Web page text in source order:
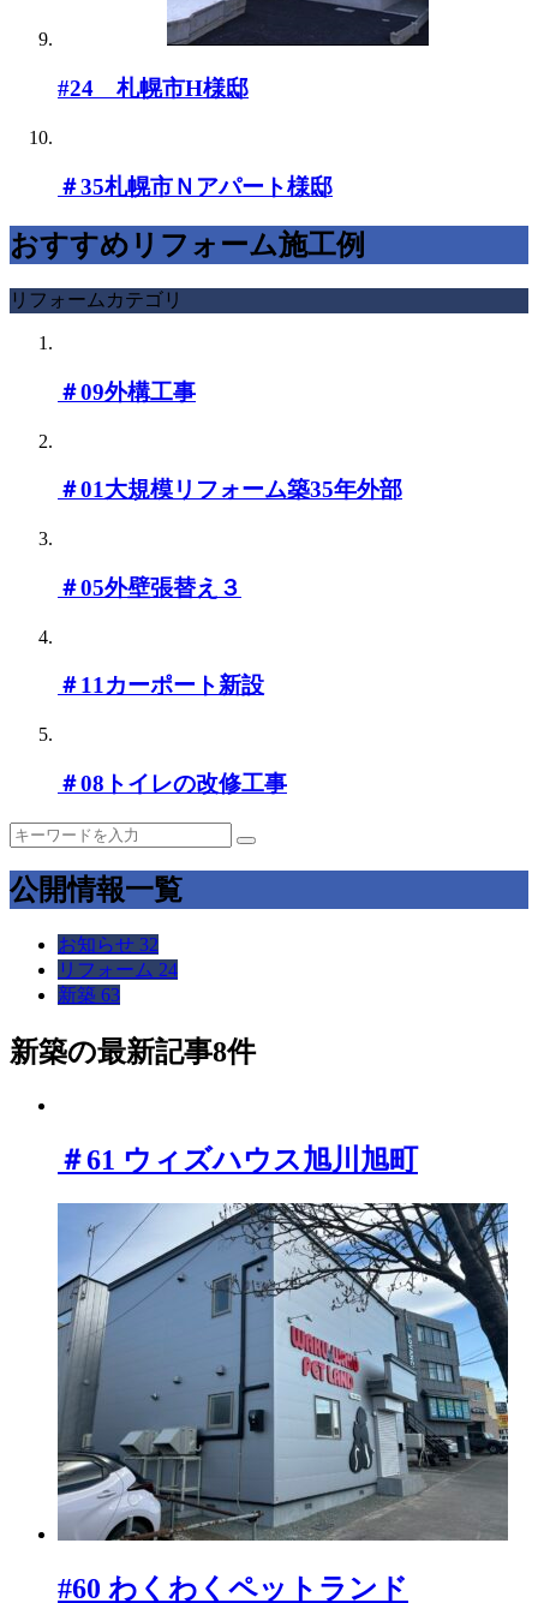
#24 札幌市H様邸
＃35札幌市Ｎアパート様邸
おすすめリフォーム施工例
リフォームカテゴリ
＃09外構工事
＃01大規模リフォーム築35年外部
＃05外壁張替え３
＃11カーポート新設
＃08トイレの改修工事
公開情報一覧
お知らせ 32
リフォーム 24
新築 63
新築の最新記事8件
＃61 ウィズハウス旭川旭町
#60 わくわくペットランド